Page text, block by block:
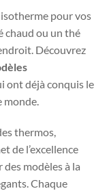
isotherme pour vos
chaud ou un thé
Découvrez
ont déjà conquis le
thermos,
de l’excellence
modèles à la
Chaque